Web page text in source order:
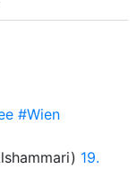
#Wien
19.